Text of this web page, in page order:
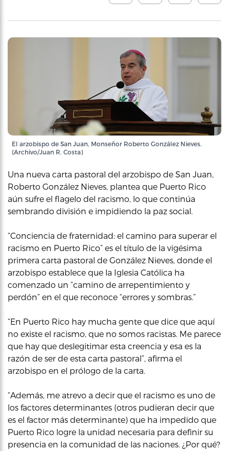
El arzobispo de San Juan, Monseñor Roberto González Nieves.
(Archivo/Juan R. Costa)
Una nueva carta pastoral del arzobispo de San Juan,
Roberto González Nieves, plantea que Puerto Rico
aún sufre el flagelo del racismo, lo que continúa
sembrando división e impidiendo la paz social.
“Conciencia de fraternidad: el camino para superar el
racismo en Puerto Rico” es el título de la vigésima
primera carta pastoral de González Nieves, donde el
arzobispo establece que la Iglesia Católica ha
comenzado un “camino de arrepentimiento y
perdón” en el que reconoce “errores y sombras.”
“En Puerto Rico hay mucha gente que dice que aquí
no existe el racismo, que no somos racistas. Me parece
que hay que deslegitimar esta creencia y esa es la
razón de ser de esta carta pastoral”, afirma el
arzobispo en el prólogo de la carta.
“Además, me atrevo a decir que el racismo es uno de
los factores determinantes (otros pudieran decir que
es el factor más determinante) que ha impedido que
Puerto Rico logre la unidad necesaria para definir su
presencia en la comunidad de las naciones. ¿Por qué?